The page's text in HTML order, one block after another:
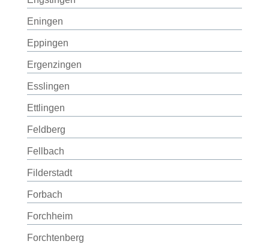
Eningen
Eppingen
Ergenzingen
Esslingen
Ettlingen
Feldberg
Fellbach
Filderstadt
Forbach
Forchheim
Forchtenberg